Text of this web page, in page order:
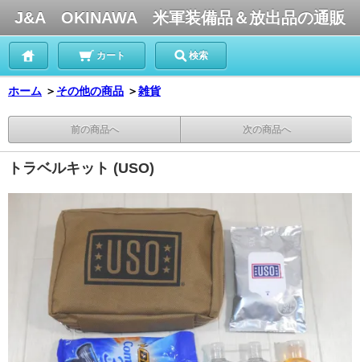
J&A OKINAWA 米軍装備品＆放出品の通販
カート 検索
ホーム ＞ その他の商品 ＞雑貨
前の商品へ 次の商品へ
トラベルキット (USO)